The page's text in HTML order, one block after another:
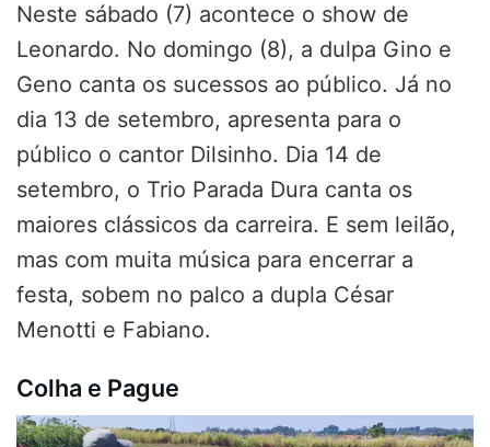
Neste sábado (7) acontece o show de
Leonardo. No domingo (8), a dulpa Gino e
Geno canta os sucessos ao público. Já no
dia 13 de setembro, apresenta para o
público o cantor Dilsinho. Dia 14 de
setembro, o Trio Parada Dura canta os
maiores clássicos da carreira. E sem leilão,
mas com muita música para encerrar a
festa, sobem no palco a dupla César
Menotti e Fabiano.
Colha e Pague